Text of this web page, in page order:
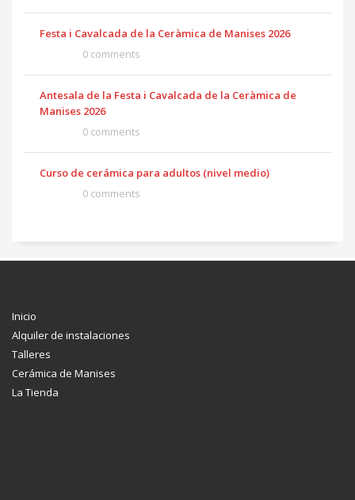
Festa i Cavalcada de la Ceràmica de Manises 2026
0 comments
Antesala de la Festa i Cavalcada de la Ceràmica de
Manises 2026
0 comments
Curso de cerámica para adultos (nivel medio)
0 comments
Inicio
Alquiler de instalaciones
Talleres
Cerámica de Manises
La Tienda